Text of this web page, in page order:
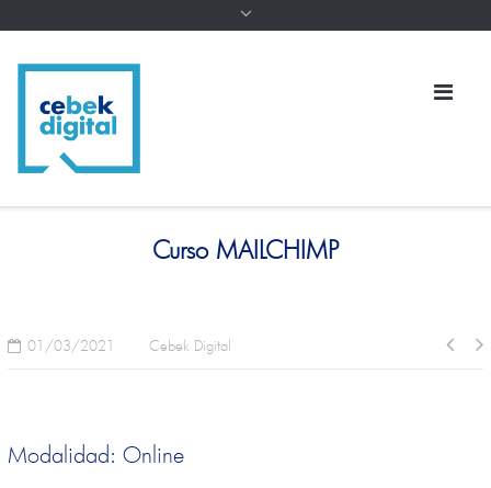
Curso MAILCHIMP
01/03/2021 Cebek Digital
Modalidad: Online